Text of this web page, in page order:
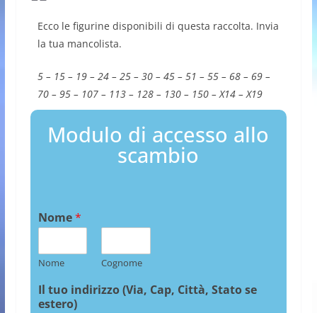
Ecco le figurine disponibili di questa raccolta. Invia
la tua mancolista.
5 – 15 – 19 – 24 – 25 – 30 – 45 – 51 – 55 – 68 – 69 –
70 – 95 – 107 – 113 – 128 – 130 – 150 – X14 – X19
Modulo di accesso allo
scambio
Nome*
Nome Cognome
Il tuo indirizzo (Via, Cap, Città, Stato se
estero)